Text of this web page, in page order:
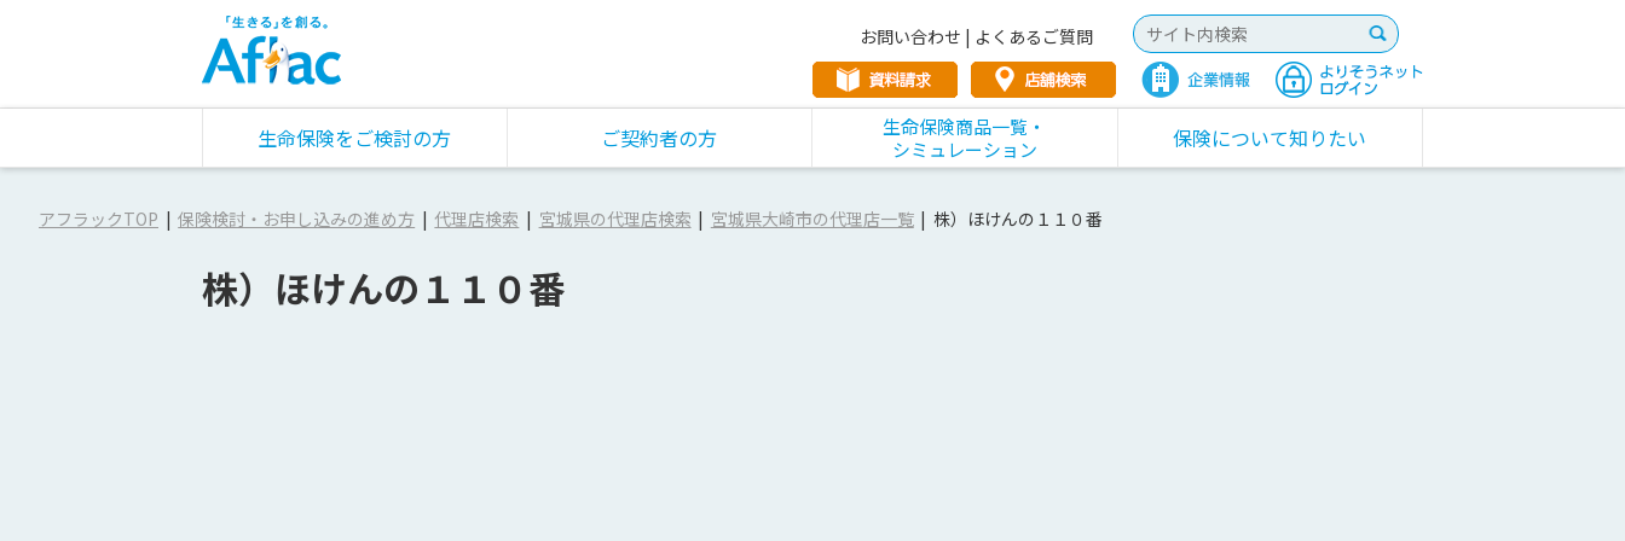
お問い合わせ | よくあるご質問
生命保険をご検討の方 ご契約者の方
生命保険商品一覧・
シミュレーション
保険について知りたい
アフラックTOP 保険検討・お申し込みの進め方 代理店検索 宮城県の代理店検索 宮城県大崎市の代理店一覧 株）ほけんの１１０番
株）ほけんの１１０番